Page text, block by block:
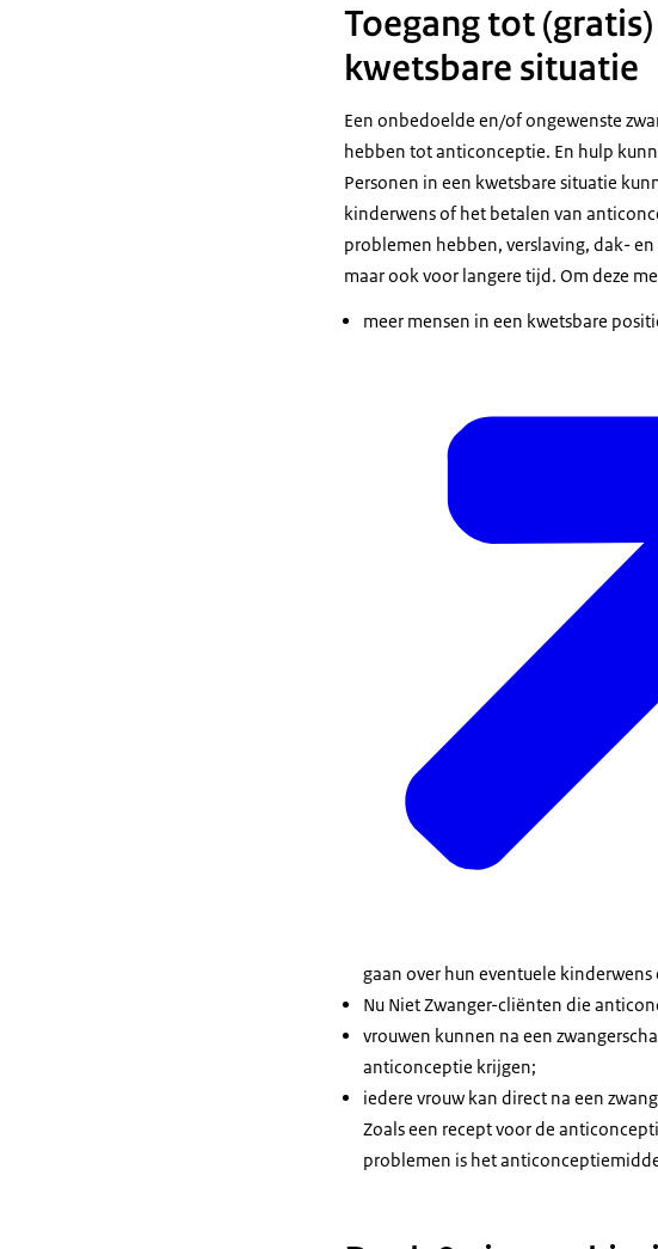
Toegang tot
kwetsbare situatie
Een onbedoelde en/of ongewenste
hebben tot anticonceptie. En hulp
Personen in een kwetsbare situatie
kinderwens of het betalen van
problemen hebben, verslaving, dak-
maar ook voor langere tijd. Om deze
meer mensen in een kwetsbare
gaan over hun eventuele
Nu Niet Zwanger-cliënten die
vrouwen kunnen na een
anticonceptie krijgen;
iedere vrouw kan direct na een
Zoals een recept voor de
problemen is het